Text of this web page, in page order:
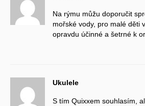
Na rýmu můžu doporučit
mořské vody, pro malé děti
opravdu účinné a šetrné k
Ukulele
S tím Quixxem souhlasím,